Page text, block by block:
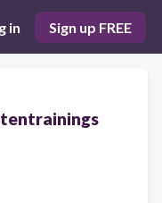
in Sign up FREE